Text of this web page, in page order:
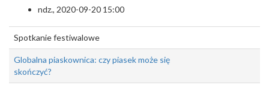
ndz., 2020-09-20 15:00
Spotkanie festiwalowe
Globalna piaskownica: czy piasek może się
skończyć?